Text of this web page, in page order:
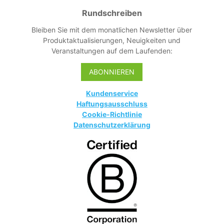
Rundschreiben
Bleiben Sie mit dem monatlichen Newsletter über
Produktaktualisierungen, Neuigkeiten und
Veranstaltungen auf dem Laufenden:
ABONNIEREN
Kundenservice
Haftungsausschluss
Cookie-Richtlinie
Datenschutzerklärung